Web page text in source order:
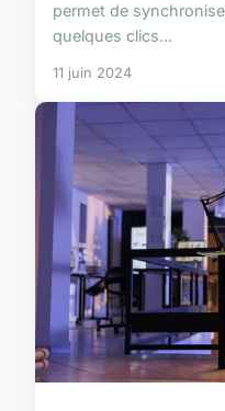
permet de
quelques clics...
11 juin 2024